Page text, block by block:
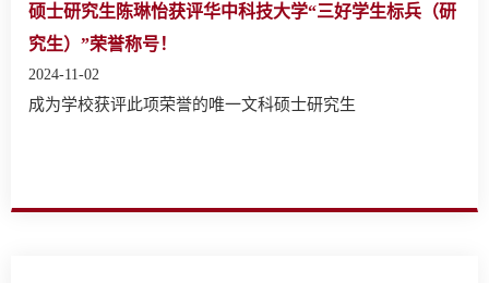
硕士研究生陈琳怡获评华中科技大学“三好学生标兵（研
究生）”荣誉称号！
2024-11-02
成为学校获评此项荣誉的唯一文科硕士研究生